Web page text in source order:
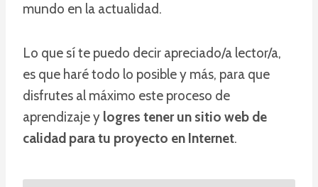
mundo en la actualidad.
Lo que sí te puedo decir apreciado/a lector/a,
es que haré todo lo posible y más, para que
disfrutes al máximo este proceso de
aprendizaje y logres tener un sitio web de
calidad para tu proyecto en Internet.